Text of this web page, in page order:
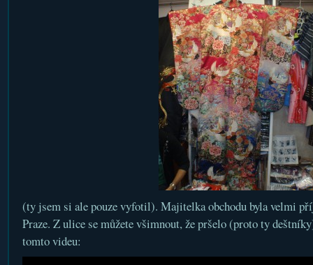
(ty jsem si ale pouze vyfotil). Majitelka obchodu byla velmi
Praze. Z ulice se můžete všimnout, že pršelo (proto ty
tomto videu: